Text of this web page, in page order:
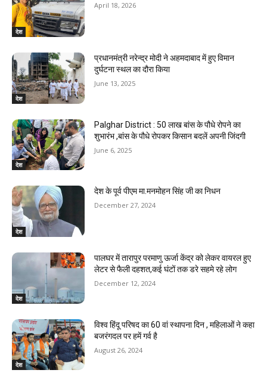
देश
April 18, 2026
देश
प्रधानमंत्री नरेन्द्र मोदी ने अहमदाबाद में हुए विमान
दुर्घटना स्थल का दौरा किया
June 13, 2025
देश
Palghar District : 50 लाख बांस के पौधे रोपने का
शुभारंभ ,बांस के पौधे रोपकर किसान बदलें अपनी जिंदगी
June 6, 2025
देश
देश के पूर्व पीएम मा.मनमोहन सिंह जी का निधन
December 27, 2024
देश
पालघर में तारापुर परमाणु ऊर्जा केंद्र को लेकर वायरल हुए
लेटर से फैली दहशत,कई घंटों तक डरे सहमे रहे लोग
December 12, 2024
देश
विश्व हिंदू परिषद का 60 वां स्थापना दिन , महिलाओं ने कहा
बजरंगदल पर हमें गर्व है
August 26, 2024